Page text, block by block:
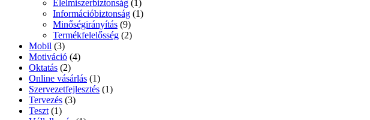
Élelmiszerbiztonság (1)
Információbiztonság (1)
Minőségirányítás (9)
Termékfelelősség (2)
Mobil (3)
Motiváció (4)
Oktatás (2)
Online vásárlás (1)
Szervezetfejlesztés (1)
Tervezés (3)
Teszt (1)